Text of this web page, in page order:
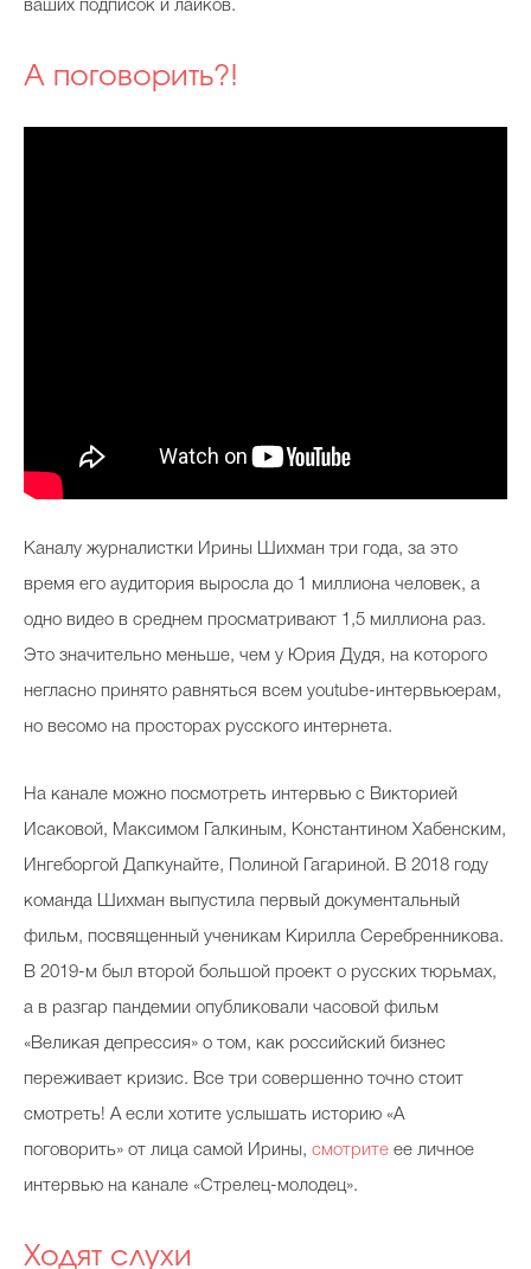
ваших подписок и лайков.
А поговорить?!
Каналу журналистки Ирины Шихман три года, за это
время его аудитория выросла до 1 миллиона человек, а
одно видео в среднем просматривают 1,5 миллиона раз.
Это значительно меньше, чем у Юрия Дудя, на которого
негласно принято равняться всем youtube-интервьюерам,
но весомо на просторах русского интернета.
На канале можно посмотреть интервью с Викторией
Исаковой, Максимом Галкиным, Константином Хабенским,
Ингеборгой Дапкунайте, Полиной Гагариной. В 2018 году
команда Шихман выпустила первый документальный
фильм, посвященный ученикам Кирилла Серебренникова.
В 2019-м был второй большой проект о русских тюрьмах,
а в разгар пандемии опубликовали часовой фильм
«Великая депрессия» о том, как российский бизнес
переживает кризис. Все три совершенно точно стоит
смотреть! А если хотите услышать историю «А
поговорить» от лица самой Ирины, смотрите ее личное
интервью на канале «Стрелец-молодец».
Ходят слухи